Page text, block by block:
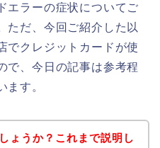
エラーの症状についてご
ただ、今回ご紹介した以
でクレジットカードが使
で、今日の記事は参考程
ます。
ょうか？これまで説明し